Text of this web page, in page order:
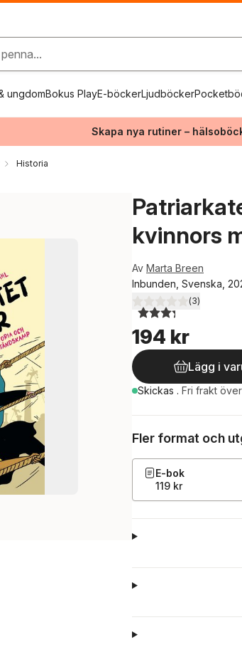
ungdomBokus PlayE-böckerLjudböcker
Skapa nya rutiner –
Historia
kvinnors
Av Marta Breen
Inbunden, Svenska,
3,3utav 5 stjärnor.
(3)
194 kr
Lägg i
Skickas . Fri frakt
Fler format och
E-bok
119 kr